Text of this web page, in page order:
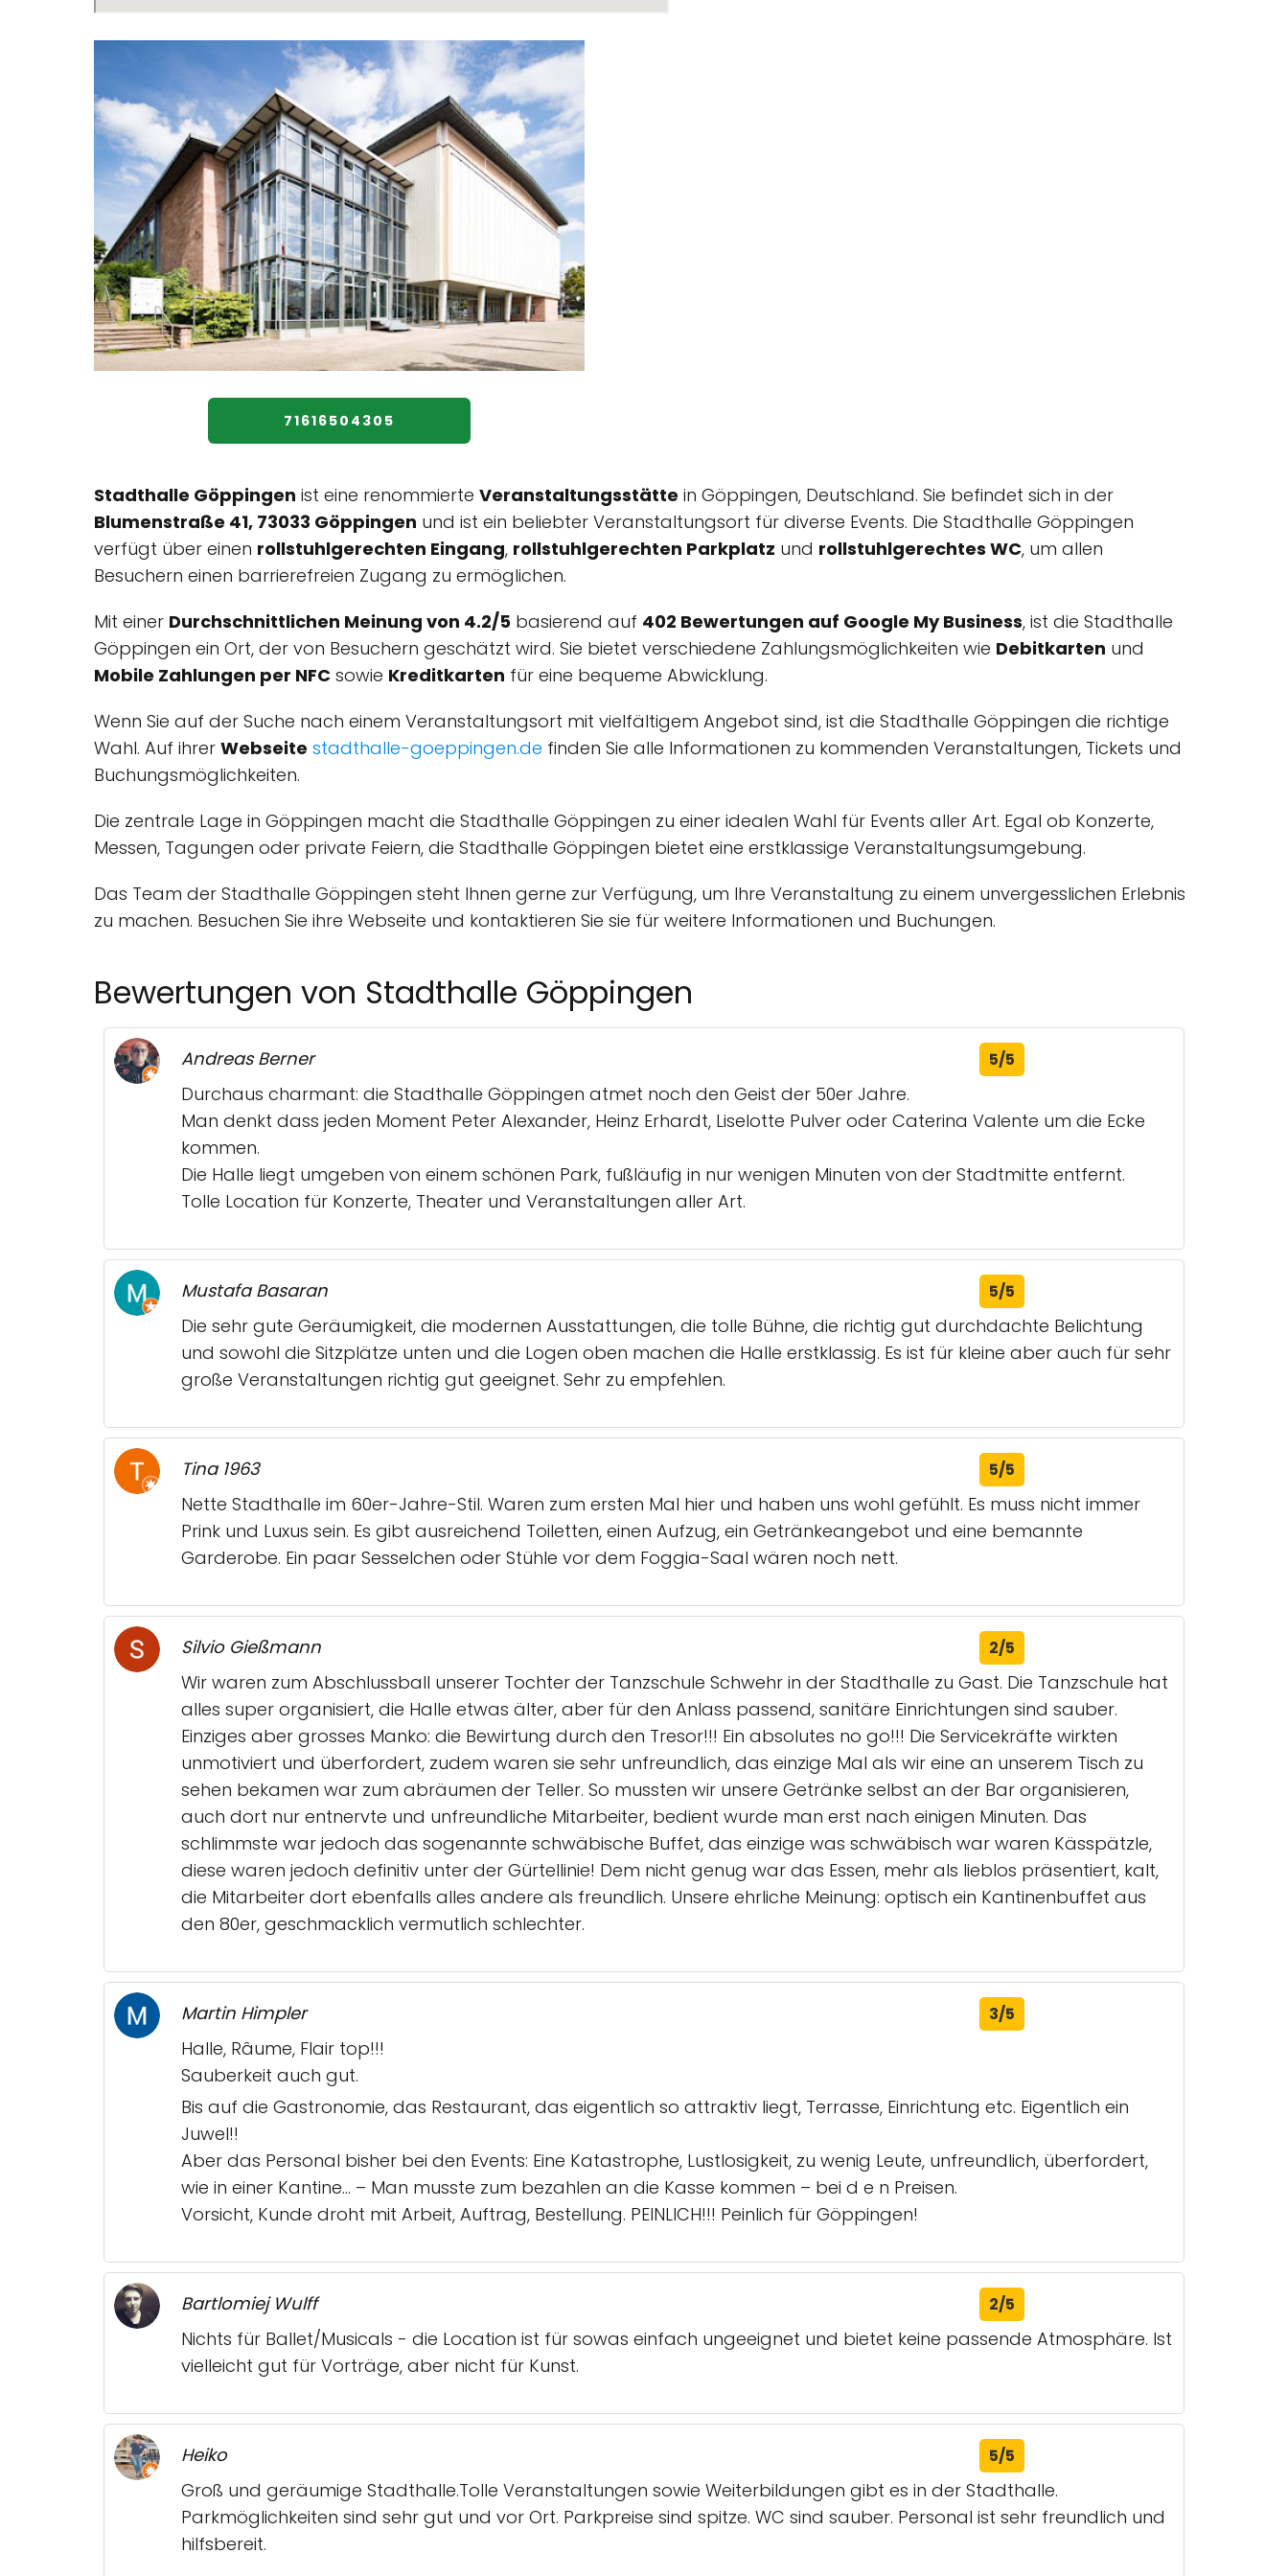
71616504305
Stadthalle Göppingen ist eine renommierte Veranstaltungsstätte in Göppingen, Deutschland. Sie befindet sich in der
Blumenstraße 41, 73033 Göppingen und ist ein beliebter Veranstaltungsort für diverse Events. Die Stadthalle Göppingen
verfügt über einen rollstuhlgerechten Eingang, rollstuhlgerechten Parkplatz und rollstuhlgerechtes WC, um allen
Besuchern einen barrierefreien Zugang zu ermöglichen.
Mit einer Durchschnittlichen Meinung von 4.2/5 basierend auf 402 Bewertungen auf Google My Business, ist die Stadthalle
Göppingen ein Ort, der von Besuchern geschätzt wird. Sie bietet verschiedene Zahlungsmöglichkeiten wie Debitkarten und
Mobile Zahlungen per NFC sowie Kreditkarten für eine bequeme Abwicklung.
Wenn Sie auf der Suche nach einem Veranstaltungsort mit vielfältigem Angebot sind, ist die Stadthalle Göppingen die richtige
Wahl. Auf ihrer Webseite stadthalle-goeppingen.de finden Sie alle Informationen zu kommenden Veranstaltungen, Tickets und
Buchungsmöglichkeiten.
Die zentrale Lage in Göppingen macht die Stadthalle Göppingen zu einer idealen Wahl für Events aller Art. Egal ob Konzerte,
Messen, Tagungen oder private Feiern, die Stadthalle Göppingen bietet eine erstklassige Veranstaltungsumgebung.
Das Team der Stadthalle Göppingen steht Ihnen gerne zur Verfügung, um Ihre Veranstaltung zu einem unvergesslichen Erlebnis
zu machen. Besuchen Sie ihre Webseite und kontaktieren Sie sie für weitere Informationen und Buchungen.
Bewertungen von Stadthalle Göppingen
Andreas Berner 5/5
Durchaus charmant: die Stadthalle Göppingen atmet noch den Geist der 50er Jahre.
Man denkt dass jeden Moment Peter Alexander, Heinz Erhardt, Liselotte Pulver oder Caterina Valente um die Ecke
kommen.
Die Halle liegt umgeben von einem schönen Park, fußläufig in nur wenigen Minuten von der Stadtmitte entfernt.
Tolle Location für Konzerte, Theater und Veranstaltungen aller Art.
Mustafa Basaran 5/5
Die sehr gute Geräumigkeit, die modernen Ausstattungen, die tolle Bühne, die richtig gut durchdachte Belichtung
und sowohl die Sitzplätze unten und die Logen oben machen die Halle erstklassig. Es ist für kleine aber auch für sehr
große Veranstaltungen richtig gut geeignet. Sehr zu empfehlen.
Tina 1963 5/5
Nette Stadthalle im 60er-Jahre-Stil. Waren zum ersten Mal hier und haben uns wohl gefühlt. Es muss nicht immer
Prink und Luxus sein. Es gibt ausreichend Toiletten, einen Aufzug, ein Getränkeangebot und eine bemannte
Garderobe. Ein paar Sesselchen oder Stühle vor dem Foggia-Saal wären noch nett.
Silvio Gießmann 2/5
Wir waren zum Abschlussball unserer Tochter der Tanzschule Schwehr in der Stadthalle zu Gast. Die Tanzschule hat
alles super organisiert, die Halle etwas älter, aber für den Anlass passend, sanitäre Einrichtungen sind sauber.
Einziges aber grosses Manko: die Bewirtung durch den Tresor!!! Ein absolutes no go!!! Die Servicekräfte wirkten
unmotiviert und überfordert, zudem waren sie sehr unfreundlich, das einzige Mal als wir eine an unserem Tisch zu
sehen bekamen war zum abräumen der Teller. So mussten wir unsere Getränke selbst an der Bar organisieren,
auch dort nur entnervte und unfreundliche Mitarbeiter, bedient wurde man erst nach einigen Minuten. Das
schlimmste war jedoch das sogenannte schwäbische Buffet, das einzige was schwäbisch war waren Kässpätzle,
diese waren jedoch definitiv unter der Gürtellinie! Dem nicht genug war das Essen, mehr als lieblos präsentiert, kalt,
die Mitarbeiter dort ebenfalls alles andere als freundlich. Unsere ehrliche Meinung: optisch ein Kantinenbuffet aus
den 80er, geschmacklich vermutlich schlechter.
Martin Himpler 3/5
Halle, Râume, Flair top!!!
Sauberkeit auch gut.
Bis auf die Gastronomie, das Restaurant, das eigentlich so attraktiv liegt, Terrasse, Einrichtung etc. Eigentlich ein
Juwel!!
Aber das Personal bisher bei den Events: Eine Katastrophe, Lustlosigkeit, zu wenig Leute, unfreundlich, überfordert,
wie in einer Kantine... – Man musste zum bezahlen an die Kasse kommen – bei d e n Preisen.
Vorsicht, Kunde droht mit Arbeit, Auftrag, Bestellung. PEINLICH!!! Peinlich für Göppingen!
Bartlomiej Wulff 2/5
Nichts für Ballet/Musicals - die Location ist für sowas einfach ungeeignet und bietet keine passende Atmosphäre. Ist
vielleicht gut für Vorträge, aber nicht für Kunst.
Heiko 5/5
Groß und geräumige Stadthalle.Tolle Veranstaltungen sowie Weiterbildungen gibt es in der Stadthalle.
Parkmöglichkeiten sind sehr gut und vor Ort. Parkpreise sind spitze. WC sind sauber. Personal ist sehr freundlich und
hilfsbereit.